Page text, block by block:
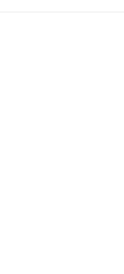
AFTEE先享後付」
可透過四大超商／
。
取消訂單，請聯絡
需透過AFTEE先享
示為準，若有關於
「AFTEE先享後付
home
量在9~9.5
重量在9~
量在9~9.5